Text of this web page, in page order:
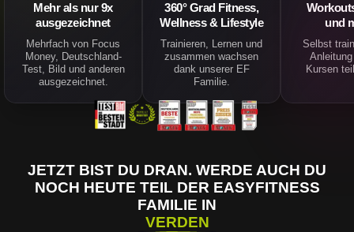
Mehr als nur 9x
ausgezeichnet
Mehrfach von Focus
Money, Deutschland-
Test, Bild und anderen
ausgezeichnet.
360° Grad Fitness,
Wellness & Lifestyle
Trainieren, Lernen und
zusammen wachsen
dank unserer EF
Familie.
und
Selbst
Kursen
JETZT BIST DU DRAN. WERDE AUCH DU
NOCH HEUTE TEIL DER EASYFITNESS
FAMILIE IN
VERDEN